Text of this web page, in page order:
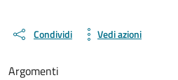
Condividi Vedi azioni
Argomenti